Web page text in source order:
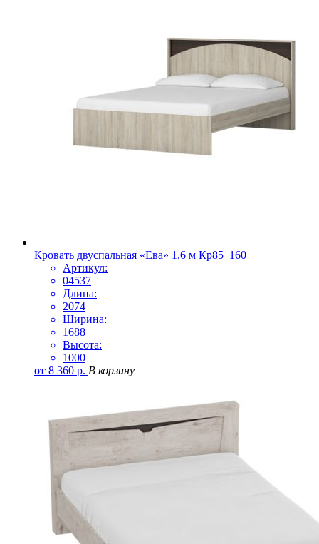
Кровать двуспальная «Ева» 1,6 м Кр85_160
Артикул:
04537
Длина:
2074
Ширина:
1688
Высота:
1000
от 8 360 р. В корзину